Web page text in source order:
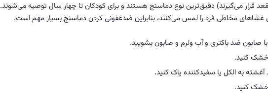
قرار می‌گیرند) دقیق‌ترین نوع دماسنج هستند و برای کودکان تا چهار سال توصیه می‌شوند.
مخاطی فرد را لمس می‌کنند، بنابراین ضدعفونی کردن دماسنج بسیار مهم است.
صابون ضد باکتری و آب ولرم و صابون بشویید.
خشک کنید.
آغشته به الکل یا سفیدکننده پاک کنید.
خشک کنید.